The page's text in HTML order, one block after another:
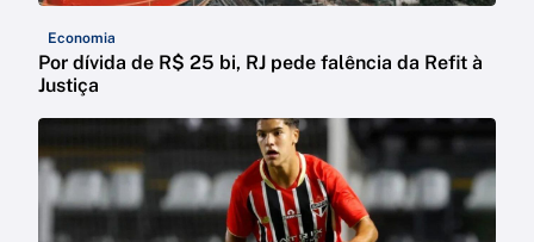
Economia
Por dívida de R$ 25 bi, RJ pede falência da Refit à
Justiça